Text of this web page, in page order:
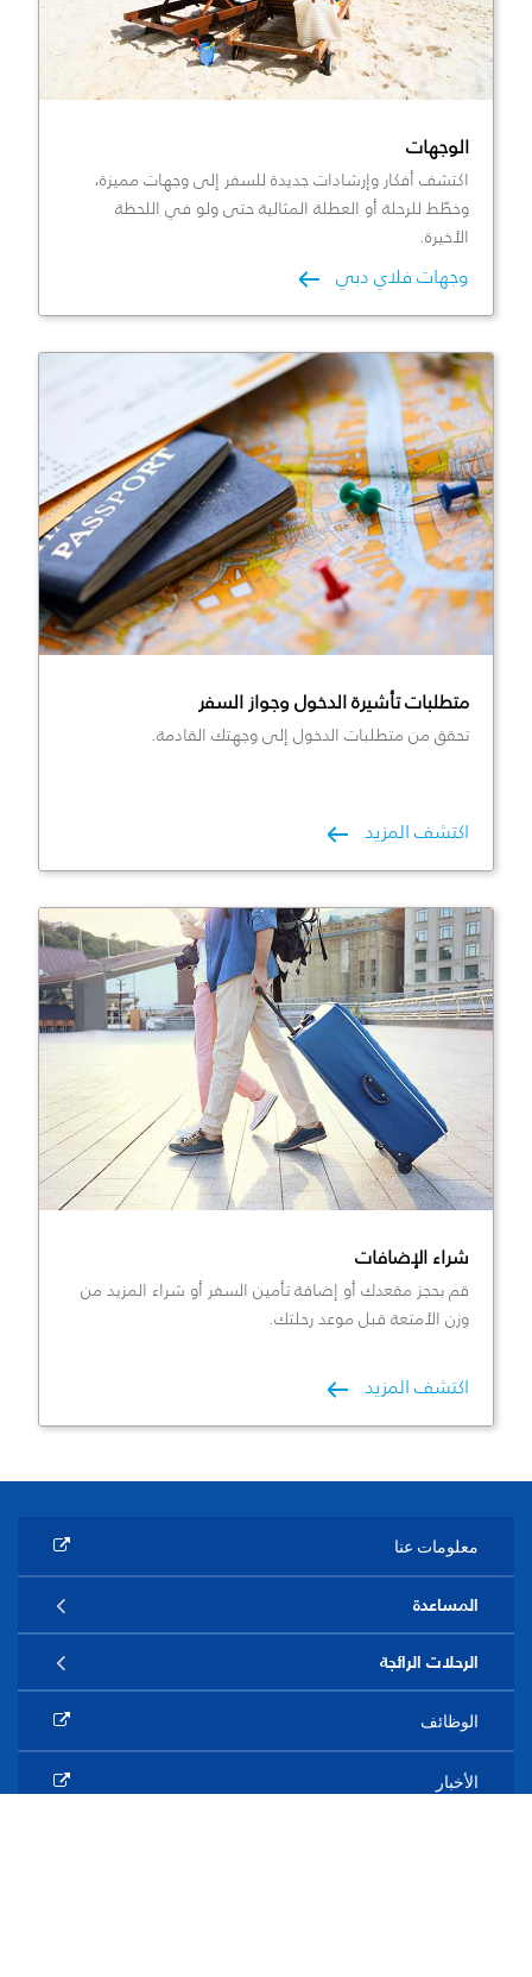
الوجهات
اكتشف أفكار وإرشادات جديدة للسفر إلى وجهات مميزة،
وخطّط للرحلة أو العطلة المثالية حتى ولو في اللحظة
الأخيرة.
وجهات فلاي دبي
متطلبات تأشيرة الدخول وجواز السفر
تحقق من متطلبات الدخول إلى وجهتك القادمة.
اكتشف المزيد
شراء الإضافات
قم بحجز مقعدك أو إضافة تأمين السفر أو شراء المزيد من
وزن الأمتعة قبل موعد رحلتك.
اكتشف المزيد
معلومات عنا
المساعدة
الرحلات الرائجة
الوظائف
الأخبار